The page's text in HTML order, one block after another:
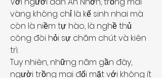
vàng không chỉ là kế sinh nhai mà
còn là niềm tự hào, là nghề thủ
công đòi hỏi sự chăm chút và kiên
trì.
Tuy nhiên, những năm gần đây,
người trồng mai đối mặt với không ít